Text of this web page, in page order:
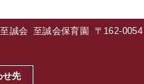
誠会 至誠会保育園 〒162-
せ先